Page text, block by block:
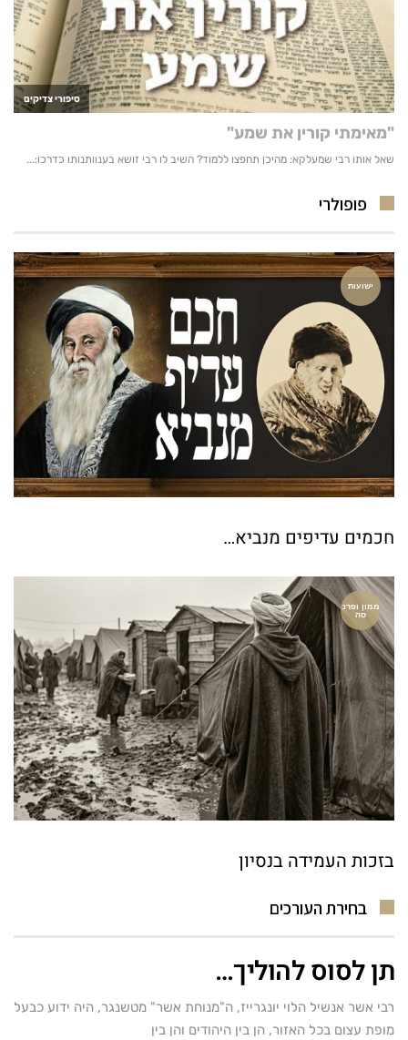
פופולרי
ישועות
חכמים עדיפים מנביא…
ממון ופרנ
סה
בזכות העמידה בנסיון
בחירת העורכים
תן לסוס להוליך…
רבי אשר אנשיל הלוי יונגרייז, ה"מנוחת אשר" מטשנגר, היה ידוע כבעל
מופת עצום בכל האזור, הן בין היהודים והן בין